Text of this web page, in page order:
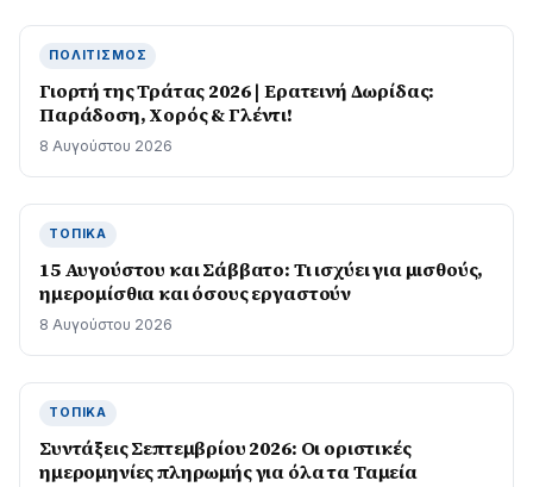
ΠΟΛΙΤΙΣΜΌΣ
Γιορτή της Τράτας 2026 | Ερατεινή Δωρίδας:
Παράδοση, Χορός & Γλέντι!
8 Αυγούστου 2026
ΤΟΠΙΚΆ
15 Αυγούστου και Σάββατο: Τι ισχύει για μισθούς,
ημερομίσθια και όσους εργαστούν
8 Αυγούστου 2026
ΤΟΠΙΚΆ
Συντάξεις Σεπτεμβρίου 2026: Οι οριστικές
ημερομηνίες πληρωμής για όλα τα Ταμεία